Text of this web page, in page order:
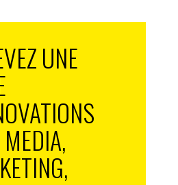
UNE